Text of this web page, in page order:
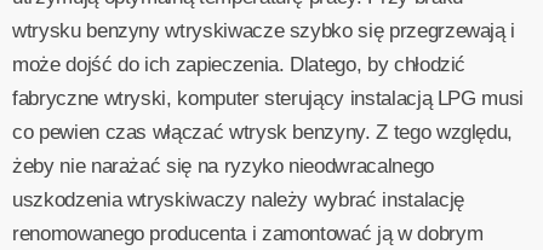
wtrysku benzyny wtryskiwacze szybko się przegrzewają i
może dojść do ich zapieczenia. Dlatego, by chłodzić
fabryczne wtryski, komputer sterujący instalacją LPG musi
co pewien czas włączać wtrysk benzyny. Z tego względu,
żeby nie narażać się na ryzyko nieodwracalnego
uszkodzenia wtryskiwaczy należy wybrać instalację
renomowanego producenta i zamontować ją w dobrym